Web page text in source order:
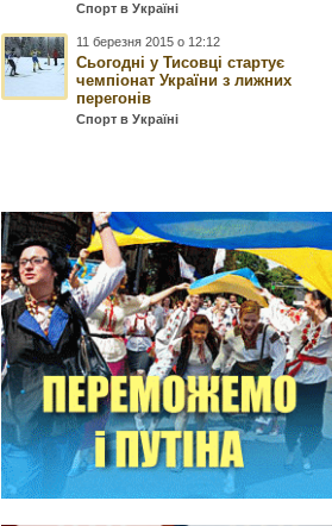
Спорт в Україні
11 березня 2015 о 12:12
Сьогодні у Тисовці стартує
чемпіонат України з лижних
перегонів
Спорт в Україні